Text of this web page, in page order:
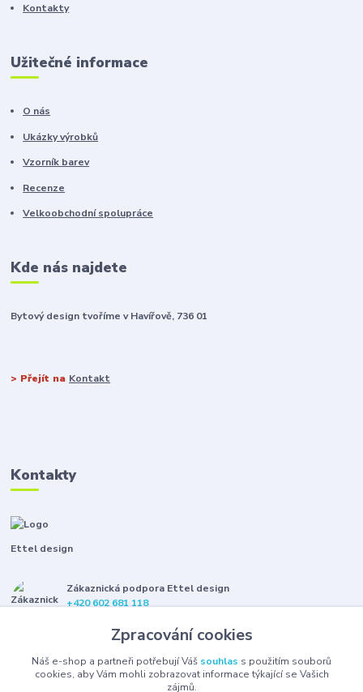
Kontakty
Užitečné informace
O nás
Ukázky výrobků
Vzorník barev
Recenze
Velkoobchodní spolupráce
Kde nás najdete
Bytový design tvoříme v Havířově, 736 01
> Přejít na Kontakt
Kontakty
Ettel design
Zákaznická podpora Ettel design
+420 602 681 118
Zpracování cookies
Náš e-shop a partneři potřebují Váš souhlas s použitím souborů
cookies, aby Vám mohli zobrazovat informace týkající se Vašich
zájmů.